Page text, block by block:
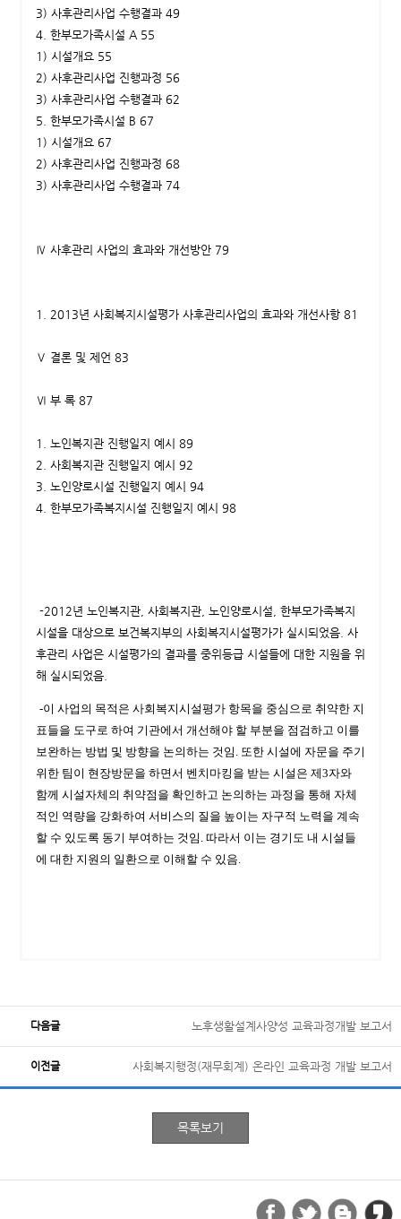
3) 사후관리사업 수행결과 49
4. 한부모가족시설 A 55
1) 시설개요 55
2) 사후관리사업 진행과정 56
3) 사후관리사업 수행결과 62
5. 한부모가족시설 B 67
1) 시설개요 67
2) 사후관리사업 진행과정 68
3) 사후관리사업 수행결과 74
Ⅳ 사후관리 사업의 효과와 개선방안 79
1. 2013년 사회복지시설평가 사후관리사업의 효과와 개선사항 81
Ⅴ 결론 및 제언 83
Ⅵ 부 록 87
1. 노인복지관 진행일지 예시 89
2. 사회복지관 진행일지 예시 92
3. 노인양로시설 진행일지 예시 94
4. 한부모가족복지시설 진행일지 예시 98
-2012년 노인복지관, 사회복지관, 노인양로시설, 한부모가족복지
시설을 대상으로 보건복지부의 사회복지시설평가가 실시되었음. 사
후관리 사업은 시설평가의 결과를 중위등급 시설들에 대한 지원을 위
해 실시되었음.
-이 사업의 목적은 사회복지시설평가 항목을 중심으로 취약한 지
표들을 도구로 하여 기관에서 개선해야 할 부분을 점검하고 이를
보완하는 방법 및 방향을 논의하는 것임. 또한 시설에 자문을 주기
위한 팀이 현장방문을 하면서 벤치마킹을 받는 시설은 제3자와
함께 시설자체의 취약점을 확인하고 논의하는 과정을 통해 자체
적인 역량을 강화하여 서비스의 질을 높이는 자구적 노력을 계속
할 수 있도록 동기 부여하는 것임. 따라서 이는 경기도 내 시설들
에 대한 지원의 일환으로 이해할 수 있음.
다음글 노후생활설계사양성 교육과정개발 보고서
이전글 사회복지행정(재무회계) 온라인 교육과정 개발 보고서